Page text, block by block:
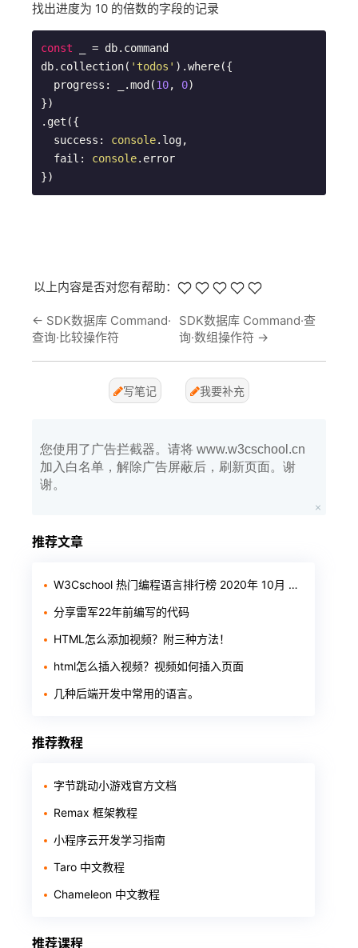
找出进度为 10 的倍数的字段的记录
const _ = db.command
db.collection( 'todos' ).where({
  progress: _.mod(
10, 0)
})
.get({
  success:
console.log,
  fail:
console.error
})
以上内容是否对您有帮助：
← SDK数据库 Command·
查询·比较操作符
SDK数据库 Command·查
询·数组操作符 →
写笔记 我要补充
您使用了广告拦截器。请将 www.w3cschool.cn
加入白名单，解除广告屏蔽后，刷新页面。谢
谢。
推荐文章
W3Cschool 热门编程语言排行榜 2020年 10月 TOP10
分享雷军22年前编写的代码
HTML怎么添加视频？附三种方法！
html怎么插入视频？视频如何插入页面
几种后端开发中常用的语言。
推荐教程
字节跳动小游戏官方文档
Remax 框架教程
小程序云开发学习指南
Taro 中文教程
Chameleon 中文教程
推荐课程